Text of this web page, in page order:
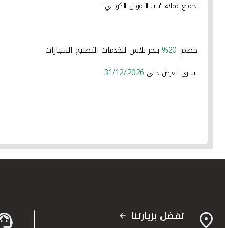
لجميع عملاء "بيت التمويل الكويتي"
خصم20% بنجر بلاس للخدمات التصليح السيارات.
يسري العرض حتى 31/12/2026.
تفضل بزيارتنا